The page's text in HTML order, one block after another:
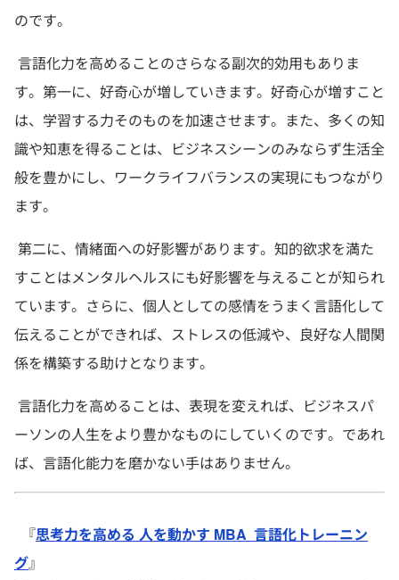
のです。
言語化力を高めることのさらなる副次的効用もありま
す。第一に、好奇心が増していきます。好奇心が増すこと
は、学習する力そのものを加速させます。また、多くの知
識や知恵を得ることは、ビジネスシーンのみならず生活全
般を豊かにし、ワークライフバランスの実現にもつながり
ます。
第二に、情緒面への好影響があります。知的欲求を満た
すことはメンタルヘルスにも好影響を与えることが知られ
ています。さらに、個人としての感情をうまく言語化して
伝えることができれば、ストレスの低減や、良好な人間関
係を構築する助けとなります。
言語化力を高めることは、表現を変えれば、ビジネスパ
ーソンの人生をより豊かなものにしていくのです。であれ
ば、言語化能力を磨かない手はありません。
『思考力を高める 人を動かす MBA 言語化トレーニン
グ』